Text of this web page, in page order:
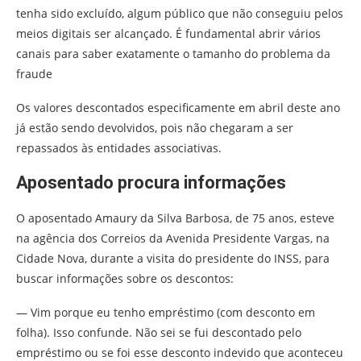
tenha sido excluído, algum público que não conseguiu pelos
meios digitais ser alcançado. É fundamental abrir vários
canais para saber exatamente o tamanho do problema da
fraude
Os valores descontados especificamente em abril deste ano
já estão sendo devolvidos, pois não chegaram a ser
repassados às entidades associativas.
Aposentado procura informações
O aposentado Amaury da Silva Barbosa, de 75 anos, esteve
na agência dos Correios da Avenida Presidente Vargas, na
Cidade Nova, durante a visita do presidente do INSS, para
buscar informações sobre os descontos:
— Vim porque eu tenho empréstimo (com desconto em
folha). Isso confunde. Não sei se fui descontado pelo
empréstimo ou se foi esse desconto indevido que aconteceu